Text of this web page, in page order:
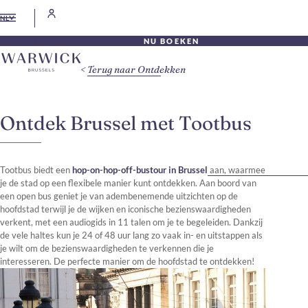
NL
NU BOEKEN
Ontdek Brussel met Tootbus
Tootbus biedt eenhop-on-hop-off-bustour in Brussel aan, waarmee
je de stad op een flexibele manier kunt ontdekken. Aan boord van
een open bus geniet je van adembenemende uitzichten op de
hoofdstad terwijl je de wijken en iconische bezienswaardigheden
verkent, met een audiogids in 11 talen om je te begeleiden. Dankzij
de vele haltes kun je 24 of 48 uur lang zo vaak in- en uitstappen als
je wilt om de bezienswaardigheden te verkennen die je
interesseren. De perfecte manier om de hoofdstad te ontdekken!
Terug naar Ontdekken